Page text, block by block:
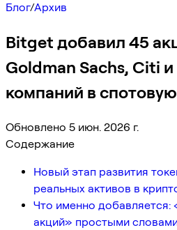
Блог/Архив
Bitget добавил 45
Goldman Sachs, Citi и
компаний в
Обновлено 5 июн. 2026 г.
Содержание
Новый этап развития
реальных активов в
Что именно добавляется:
акций» простыми